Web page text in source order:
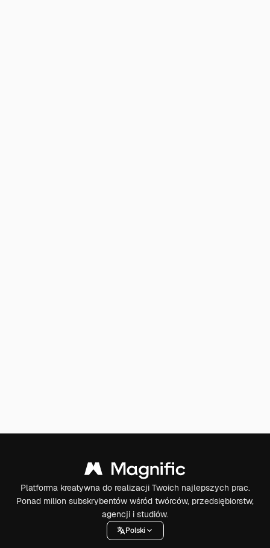
Platforma kreatywna do realizacji Twoich najlepszych prac.
Ponad milion subskrybentów wśród twórców, przedsiębiorstw,
agencji i studiów.
Polski